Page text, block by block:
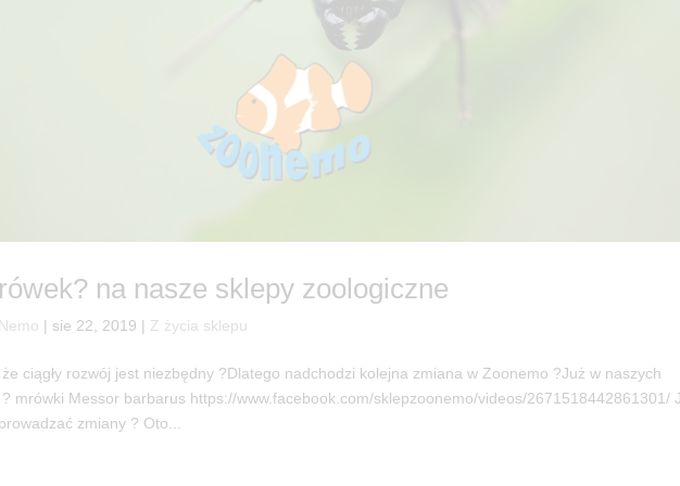
na nasze sklepy zoologiczne
| sie 22, 2019 | Z życia sklepu
ciągły rozwój jest niezbędny ?Dlatego nadchodzi kolejna zmiana w Zoonemo ?Już w naszych
mrówki Messor barbarus https://www.facebook.com/sklepzoonemo/videos/2671518442861301/
zmiany ? Oto...